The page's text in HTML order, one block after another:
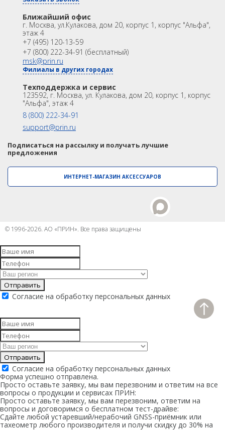
Геоскан
DJI
InnoSpector
Гидрография
БПВА
ОЛЭ
МЛЭ
Ближайший офис
г. Москва, ул.Кулакова, дом 20, корпус 1, корпус "Альфа",
этаж 4
+7 (495) 120-13-59
+7 (800) 222-34-91 (бесплатный)
msk@prin.ru
Филиалы в других городах
Техподдержка и сервис
123592, г. Москва, ул. Кулакова, дом 20, корпус 1, корпус
"Альфа", этаж 4
8 (800) 222-34-91
support@prin.ru
Модемы
Программы
Аксеcсуары
Распродажа
ИНФОРМАЦИЯ
Акции
Техподдержка и сервис
Университет
Партнёрам
О Компании
Подписаться на рассылку и получать лучшие
предложения
ИНТЕРНЕТ-МАГАЗИН АКСЕССУАРОВ
© 1996-2026. АО «ПРИН». Все права защищены
Отправить
Согласие на обработку персональных данных
Отправить
Согласие на обработку персональных данных
Форма успешно отправлена.
Просто оставьте заявку, мы вам перезвоним и ответим на все
вопросы о продукции и сервисах ПРИН:
Просто оставьте заявку, мы вам перезвоним, ответим на
вопросы и договоримся о бесплатном тест-драйве:
Сдайте любой устаревший/нерабочий GNSS-приёмник или
тахеометр любого производителя и получи скидку до 30% на